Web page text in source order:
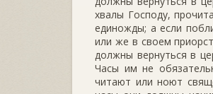
хвалы Господу,
единожды; а если
или же в своем
должны вернуться в
Часы им не
читают или ноют